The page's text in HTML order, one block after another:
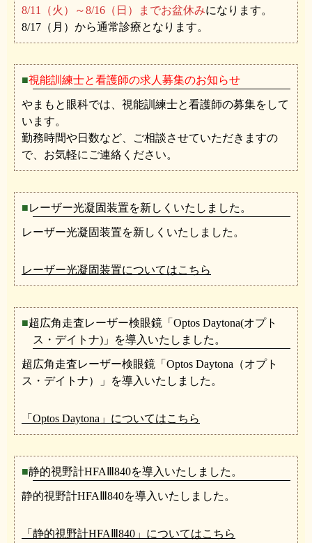
8/11（火）～8/16（日）までお盆休みになります。
8/17（月）から通常診療となります。
視能訓練士と看護師の求人募集のお知らせ
やまもと眼科では、視能訓練士と看護師の募集をして
います。
勤務時間や日数など、ご相談させていただきますの
で、お気軽にご連絡ください。
レーザー光凝固装置を新しくいたしました。
レーザー光凝固装置を新しくいたしました。
レーザー光凝固装置についてはこちら
超広角走査レーザー検眼鏡「Optos Daytona(オプト
ス・デイトナ)」を導入いたしました。
超広角走査レーザー検眼鏡「Optos Daytona（オプト
ス・デイトナ）」を導入いたしました。
「Optos Daytona」についてはこちら
静的視野計HFAⅢ840を導入いたしました。
静的視野計HFAⅢ840を導入いたしました。
「静的視野計HFAⅢ840」についてはこちら